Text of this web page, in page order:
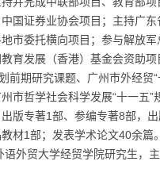
国证券业协会项目；主持广东
市委托横向项目；参与解放军
育发展（香港）基金会资助项
前期研究课题、广州市外经贸
市哲学社会科学发展“十一五”
版专著1部、参编专著8部，
材1部；发表学术论文40余篇。
语外贸大学经贸学院研究生，